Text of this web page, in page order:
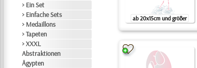
> Ein Set
> Einfache Sets
> Medaillons
> Tapeten
> XXXL
Abstraktionen
Ägypten
ab 20x15cm und größer